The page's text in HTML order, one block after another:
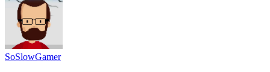
SoSlowGamer